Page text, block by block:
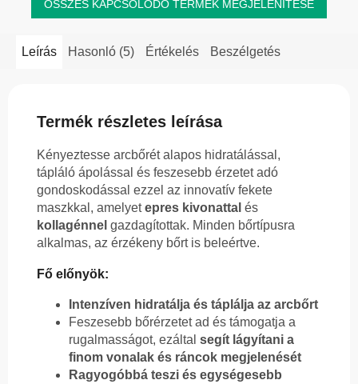
ÖSSZES KAPCSOLÓDÓ TERMÉK MEGJELENÍTÉSE
Leírás Hasonló (5) Értékelés Beszélgetés
Termék részletes leírása
Kényeztesse arcbőrét alapos hidratálással,
tápláló ápolással és feszesebb érzetet adó
gondoskodással ezzel az innovatív fekete
maszkkal, amelyetepres kivonattal és
kollagénnel gazdagítottak. Minden bőrtípusra
alkalmas, az érzékeny bőrt is beleértve.
Fő előnyök:
Intenzíven hidratálja és táplálja az arcbőrt
Feszesebb bőrérzetet ad és támogatja a
rugalmasságot, ezáltal segít lágyítani a
finom vonalak és ráncok megjelenését
Ragyogóbbá teszi és egységesebb